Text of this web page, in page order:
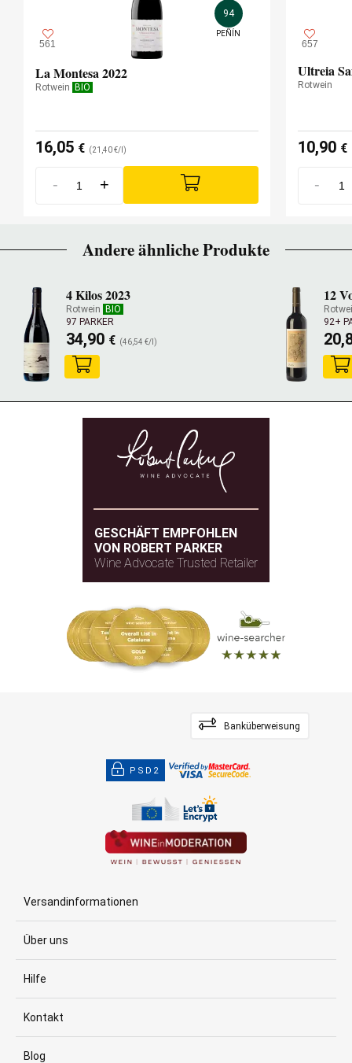
amerikanische Eiche
561
94
PEÑÍN
La Montesa 2022
Rotwein BIO
16,05 € (21,40 €/l)
- +
657
Ultreia
Rotwein
10,90 €
-
Andere ähnliche Produkte
4 Kilos 2023
Rotwein BIO
97 PARKER
34,90 € (46,54 €/l)
12
92+
GESCHÄFT EMPFOHLEN
VON ROBERT PARKER
Wine Advocate Trusted Retailer
Banküberweisung
PSD2
Versandinformationen
Über uns
Hilfe
Kontakt
Blog